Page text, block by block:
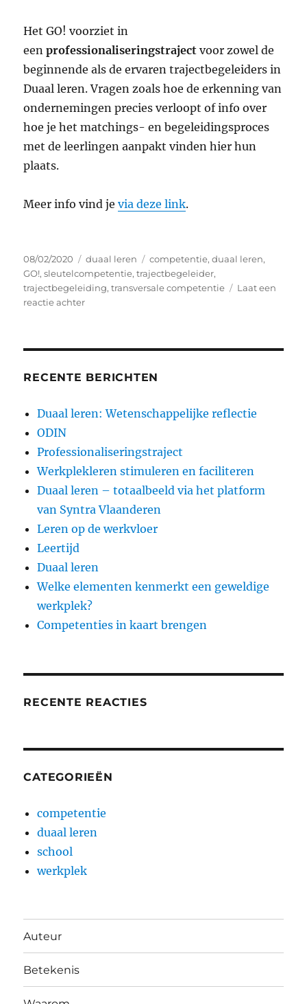
Het GO! voorziet in
eenprofessionaliseringstraject voor zowel de
beginnende als de ervaren trajectbegeleiders in
Duaal leren. Vragen zoals hoe de erkenning van
ondernemingen precies verloopt of info over
hoe je het matchings- en begeleidingsproces
met de leerlingen aanpakt vinden hier hun
plaats.
Meer info vind jevia deze link.
Geplaatst
op
08/02/2020 Categorieën
duaal leren Tags
competentie,duaal leren,
GO!,sleutelcompetentie,trajectbegeleider,
trajectbegeleiding,transversale competentie
Laat een
reactie achterop
RECENTE BERICHTEN
Duaal leren: Wetenschappelijke reflectie
ODIN
Professionaliseringstraject
Werkplekleren stimuleren en faciliteren
Duaal leren – totaalbeeld via het platform
van Syntra Vlaanderen
Leren op de werkvloer
Leertijd
Duaal leren
Welke elementen kenmerkt een geweldige
werkplek?
Competenties in kaart brengen
RECENTE REACTIES
CATEGORIEËN
competentie
duaal leren
school
werkplek
Auteur
Betekenis